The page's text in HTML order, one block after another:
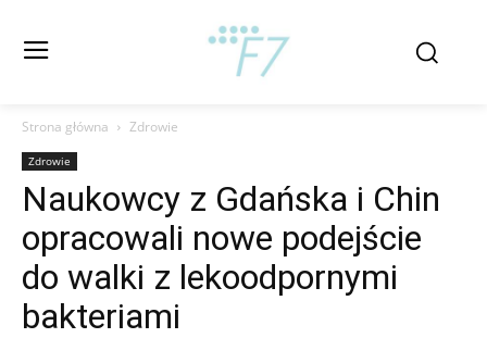
Strona główna Zdrowie
Zdrowie
Naukowcy z Gdańska i Chin
opracowali nowe podejście
do walki z lekoodpornymi
bakteriami